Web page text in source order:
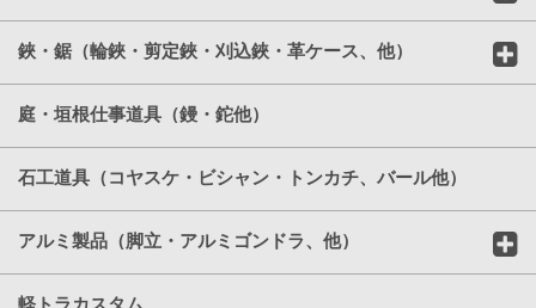
鋏・鋸（輪鋏・剪定鋏・刈込鋏・革ケース、他）
庭・垣根仕事道具（鏝・鉈他）
石工道具（コヤスケ・ビシャン・トンカチ、バール他）
アルミ製品（脚立・アルミゴンドラ、他）
軽トラカスタム